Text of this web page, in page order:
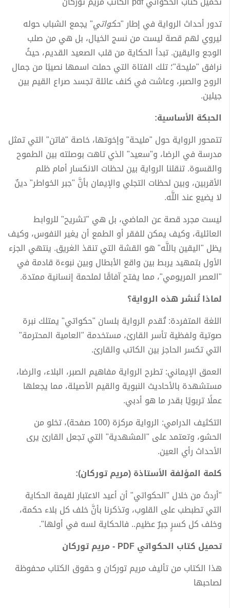
​تدور أحداث الرواية في إطار "حكواتي" يجمع الشباب حوله
ليروي لهم قصة ليست من نسج الخيال، بل هي من صلب
الوجع واليقين. تبدأ الحكاية من قلب الصعيد القديم، حيثُ
نرافق "مليحة"؛ تلك الفتاة التي حملت اسمها نصيبًا من جمال
الروح والصبر، وعاشت في كنف عائلة تجسد صراع القيم بين
جيلين.
​الحبكة الأساسية:
​تتمحور الرواية حول "مليحة" وإخوتها، خاصة "فاتن" التي تمثل
مدرسة في الرضا، و"سعيد" الذي تاهت بوصلته بين الطموح
والقسوة. تنقلنا الرواية بين لحظات الانكسار أمام ظلم
الأقربين، وبين لحظات التجلي والإيمان بأنَّ "جبر الخواطر" دينٌ
لا يضيع عند اللَّه.
​ليست مجرد قصة عن الماضي، بل هي "تشريح" للروابط
العائلية، وكيف يمكن للفقر أو الطمع أن يغير النفوس، وكيف
يظل "اليقين باللَّه" هو القشة التي تنقذ الغريق. ينتهي الجزء
الأول بتمهيد يربط بين واقع الأبطال وبين نبوءة قادمة في
"العصر المريومي"، مما يفتح آفاقًا لملحمة إنسانية ممتدة.
​لماذا تُنشر هذه الرواية؟
​اللغة المتفردة: تُقدم الرواية بلسان "حكواتي" يمتلك نبرة
صوتية ولفظية تأسر القارئ، مستخدمة "العامية المحترمة"
التي تكسر الحاجز بين الكاتب والقارئ.
​العمق الإيماني: تطرح الرواية مفاهيم الصبر، البلاء، والرضا،
مستشهدة بالأحاديث النبوية والقيم الأصيلة، مما يجعلها
عملًا تربويًا بقدر ما هو أدبي.
​التكثيف الدرامي: الرواية مركزة (100 صفحة)، تخلو من
الحشو، وتعتمد على "المشهدية" التي تجعل القارئ يرى
الأحداث رأي العين.
كلمة المؤلفة الأستاذة (مريم توركان):
​"أردتُ من خلال "الحكواتي" أن أعيد الاعتبار لقيمة الحكاية
التي تطبطب على القلوب، وتذكرنا بأنَّ خلف كل بلاء حكمة،
وخلف كل كسرٍ جبرٌ عظيم.. فالحكاية لسه في أولها".
تحميل كتاب الحكواتي PDF - مريم توركان
هذا الكتاب من تأليف مريم توركان و حقوق الكتاب محفوظة
لصاحبها